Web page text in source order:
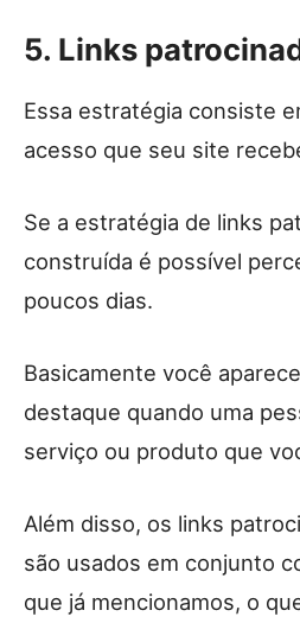
5. Links
Essa estratégia consiste
acesso que seu site
Se a estratégia de links
construída é possível
poucos dias.
Basicamente você
destaque quando uma
serviço ou produto que
Além disso, os links
são usados em conjunto
que já mencionamos, o